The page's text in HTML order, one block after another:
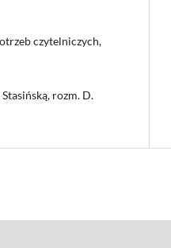
czytelniczych,
rozm. D.